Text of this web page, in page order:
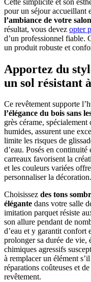
pour un séjour accueillant
l’ambiance de votre
résultat, vous devez opter
d’un professionnel fiable.
un produit robuste et
Apportez du
un sol résistant
Ce revêtement supporte
l’élégance du bois sans
grès cérame,
humides, assurent une
limite les risques de
d’eau. Posés en
carreaux favorisent la
et les couleurs variées
personnaliser la décoration.
Choisissez des tons
élégante dans votre salle
imitation parquet résiste
son allure pendant de
d’eau et y garantit
prolonger sa durée de vie,
chimiques agressifs
à remplacer un élément
réparations coûteuses et
revêtement.